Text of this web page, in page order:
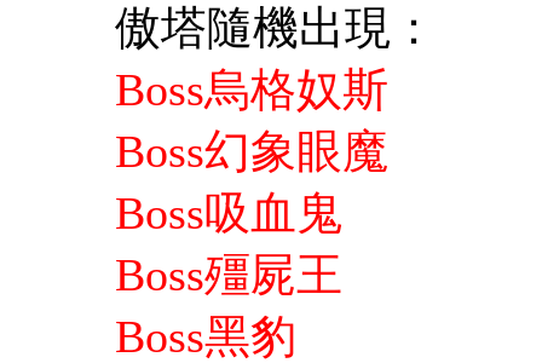
傲塔隨機出現：
Boss烏格奴斯
Boss幻象眼魔
Boss吸血鬼
Boss殭屍王
Boss黑豹